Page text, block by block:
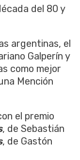
del 80 y
argentinas, el
Galperín y
como mejor
Mención
el premio
, de Sebastián
, de Gastón